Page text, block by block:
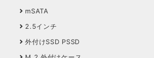
mSATA
2.5インチ
外付けSSD PSSD